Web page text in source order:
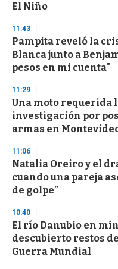
El Niño
11:43
Pampita reveló la
Blanca junto a
pesos en mi cuenta"
11:29
Una moto requerida
investigación por
armas en
11:06
Natalia Oreiro y el
cuando una pareja
de golpe”
10:40
El río Danubio en
descubierto restos
Guerra Mundial